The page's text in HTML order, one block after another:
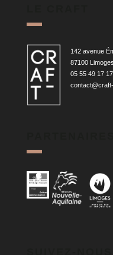
142 avenue
87100 Limoges
05 55 49 17 17